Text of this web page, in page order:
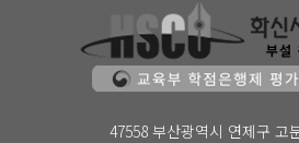
47558 부산광역시 연제구 고